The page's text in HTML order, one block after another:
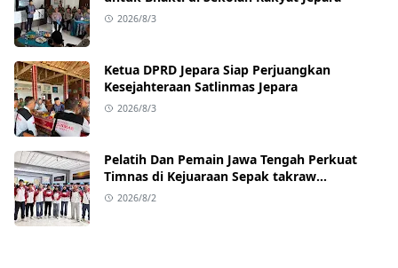
2026/8/3
Ketua DPRD Jepara Siap Perjuangkan
Kesejahteraan Satlinmas Jepara
2026/8/3
Pelatih Dan Pemain Jawa Tengah Perkuat
Timnas di Kejuaraan Sepak takraw
Internasional
2026/8/2